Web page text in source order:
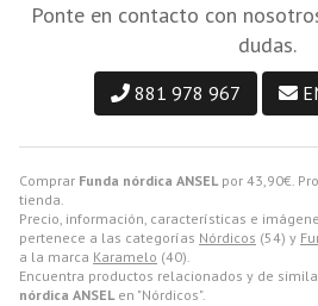
Comprar Funda nórdica ANSELpor 43,90€.
tienda.
Precio, información, características e
pertenece a las categorías Nórdicos (54) y
a la marca Karamelo (40).
Encuentra productos relacionados y de
nórdica ANSELen "Nórdicos".
Ponte en contacto con
dudas.
881 978 967